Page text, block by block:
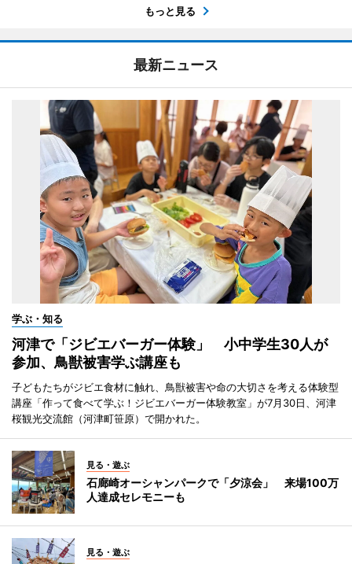
もっと見る
最新ニュース
学ぶ・知る
河津で「ジビエバーガー体験」 小中学生30人が
参加、鳥獣被害学ぶ講座も
子どもたちがジビエ食材に触れ、鳥獣被害や命の大切さを考える体験型
講座「作って食べて学ぶ！ジビエバーガー体験教室」が7月30日、河津
桜観光交流館（河津町笹原）で開かれた。
見る・遊ぶ
石廊崎オーシャンパークで「夕涼会」 来場100万
人達成セレモニーも
見る・遊ぶ